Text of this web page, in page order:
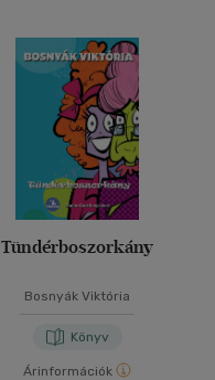
Tündérboszorkány
Bosnyák Viktória
Könyv
Árinformációk